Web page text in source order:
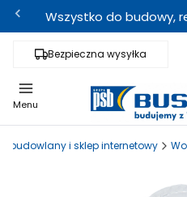
Wszystko do budowy,
Bezpieczna wysyłka
Menu
budowlany i sklep internetowy